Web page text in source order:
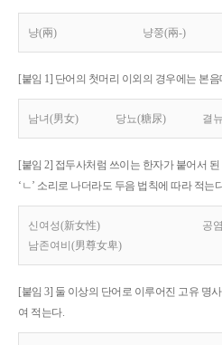
냥(兩) 냥쭝(兩-)
[붙임 1] 단어의 첫머리 이외의 경우에는 본
남녀(男女) 당뇨(糖尿) 결
[붙임 2] 접두사처럼 쓰이는 한자가 붙어서
‘ㄴ’ 소리로 나더라도 두음 법칙에 따라 적는
신여성(新女性)
공
남존여비(男尊女卑)
[붙임 3] 둘 이상의 단어로 이루어진 고유 명
여 적는다.